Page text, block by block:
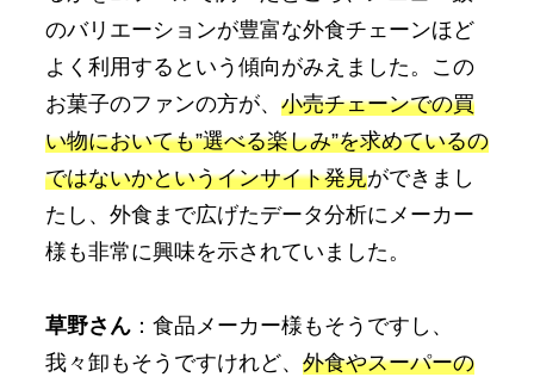
のバリエーションが豊富な外食チェーンほど
よく利用するという傾向がみえました。この
お菓子のファンの方が、 小売チェーンでの買
い物においても”選べる楽しみ”を求めているの
ではないかというインサイト発見ができまし
たし、外食まで広げたデータ分析にメーカー
様も非常に興味を示されていました。
草野さん ：食品メーカー様もそうですし、
我々卸もそうですけれど、 外食やスーパーの